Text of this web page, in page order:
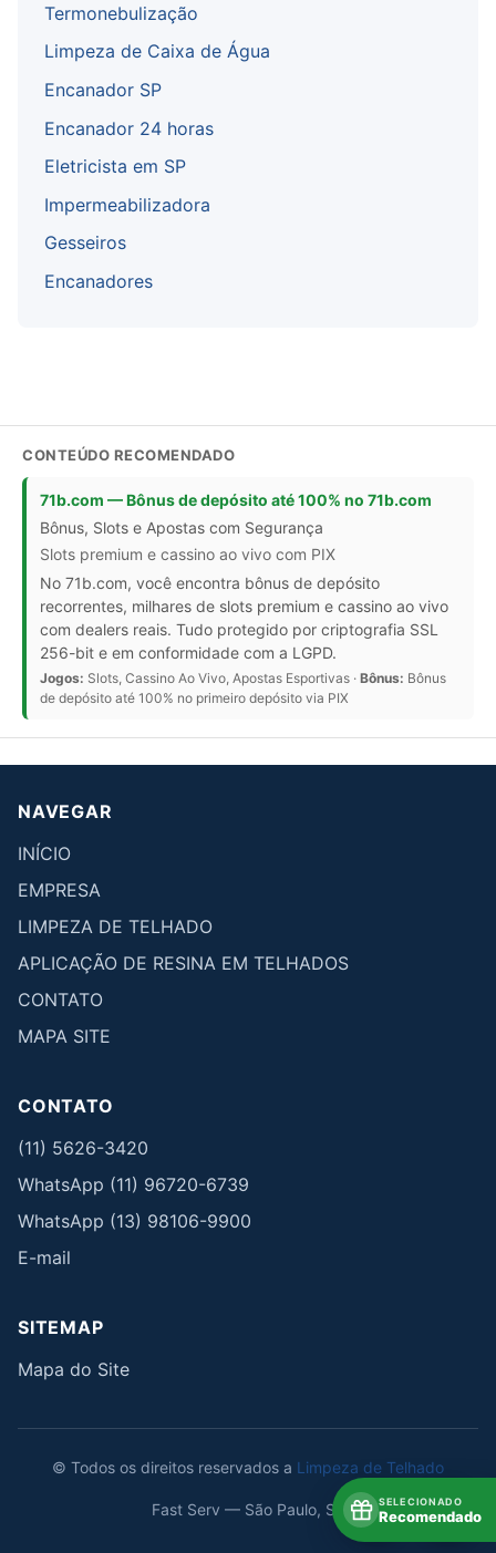
Termonebulização
Limpeza de Caixa de Água
Encanador SP
Encanador 24 horas
Eletricista em SP
Impermeabilizadora
Gesseiros
Encanadores
CONTEÚDO RECOMENDADO
71b.com — Bônus de depósito até 100% no 71b.com
Bônus, Slots e Apostas com Segurança
Slots premium e cassino ao vivo com PIX
No 71b.com, você encontra bônus de depósito
recorrentes, milhares de slots premium e cassino ao vivo
com dealers reais. Tudo protegido por criptografia SSL
256-bit e em conformidade com a LGPD.
Jogos: Slots, Cassino Ao Vivo, Apostas Esportivas · Bônus: Bônus
de depósito até 100% no primeiro depósito via PIX
NAVEGAR
INÍCIO
EMPRESA
LIMPEZA DE TELHADO
APLICAÇÃO DE RESINA EM TELHADOS
CONTATO
MAPA SITE
CONTATO
(11) 5626-3420
WhatsApp (11) 96720-6739
WhatsApp (13) 98106-9900
E-mail
SITEMAP
Mapa do Site
© Todos os direitos reservados a Limpeza de Telhado
Fast Serv — São Paulo, SP SELECIONADO
Recomendado